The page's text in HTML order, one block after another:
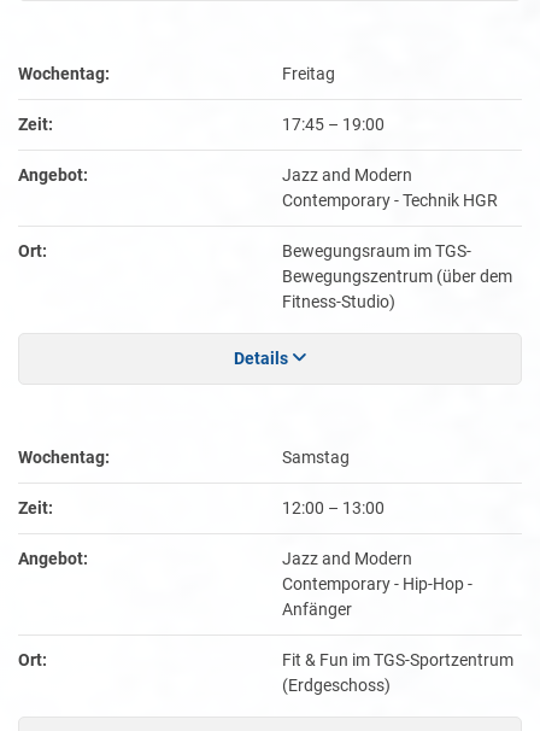
Wochentag: Freitag
Zeit: 17:45 – 19:00
Angebot:
Jazz and Modern
Contemporary - Technik HGR
Ort:
Bewegungsraum im TGS-
Bewegungszentrum (über dem
Fitness-Studio)
Details
Wochentag: Samstag
Zeit: 12:00 – 13:00
Angebot:
Jazz and Modern
Contemporary - Hip-Hop -
Anfänger
Ort:
Fit & Fun im TGS-Sportzentrum
(Erdgeschoss)